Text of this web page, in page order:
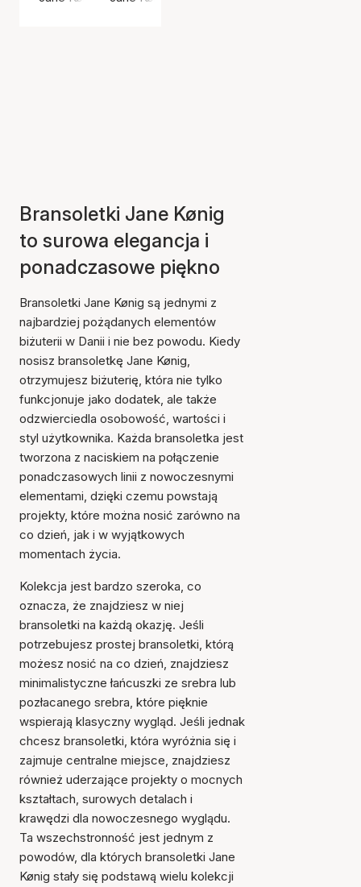
Bransoletki Jane Kønig
to surowa elegancja i
ponadczasowe piękno
Bransoletki Jane Kønig są jednymi z
najbardziej pożądanych elementów
biżuterii w Danii i nie bez powodu. Kiedy
nosisz bransoletkę Jane Kønig,
otrzymujesz biżuterię, która nie tylko
funkcjonuje jako dodatek, ale także
odzwierciedla osobowość, wartości i
styl użytkownika. Każda bransoletka jest
tworzona z naciskiem na połączenie
ponadczasowych linii z nowoczesnymi
elementami, dzięki czemu powstają
projekty, które można nosić zarówno na
co dzień, jak i w wyjątkowych
momentach życia.
Kolekcja jest bardzo szeroka, co
oznacza, że znajdziesz w niej
bransoletki na każdą okazję. Jeśli
potrzebujesz prostej bransoletki, którą
możesz nosić na co dzień, znajdziesz
minimalistyczne łańcuszki ze srebra lub
pozłacanego srebra, które pięknie
wspierają klasyczny wygląd. Jeśli jednak
chcesz bransoletki, która wyróżnia się i
zajmuje centralne miejsce, znajdziesz
również uderzające projekty o mocnych
kształtach, surowych detalach i
krawędzi dla nowoczesnego wyglądu.
Ta wszechstronność jest jednym z
powodów, dla których bransoletki Jane
Kønig stały się podstawą wielu kolekcji